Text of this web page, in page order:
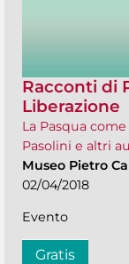
Racconti di
Liberazione
La Pasqua
Pasolini e altri
Museo Pietro
02/04/2018
Evento
Gratis